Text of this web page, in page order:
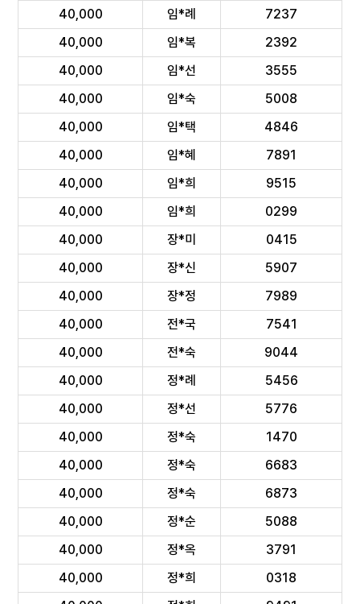
40,000
임*례
7237
40,000
임*복
2392
40,000
임*선
3555
40,000
임*숙
5008
40,000
임*택
4846
40,000
임*혜
7891
40,000
임*희
9515
40,000
임*희
0299
40,000
장*미
0415
40,000
장*신
5907
40,000
장*정
7989
40,000
전*국
7541
40,000
전*숙
9044
40,000
정*례
5456
40,000
정*선
5776
40,000
정*숙
1470
40,000
정*숙
6683
40,000
정*숙
6873
40,000
정*순
5088
40,000
정*옥
3791
40,000
정*희
0318